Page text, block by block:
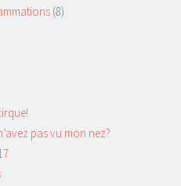
(8)
pas vu mon nez?